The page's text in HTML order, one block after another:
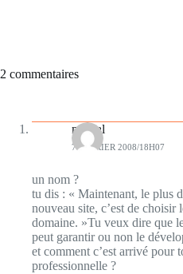
2 commentaires
mistral
7 FÉVRIER 2008/18H07
un nom ?
tu dis : « Maintenant, le plus
nouveau site, c’est de choisir
domaine. »Tu veux dire que
peut garantir ou non le
et comment c’est arrivé pour
professionnelle ?